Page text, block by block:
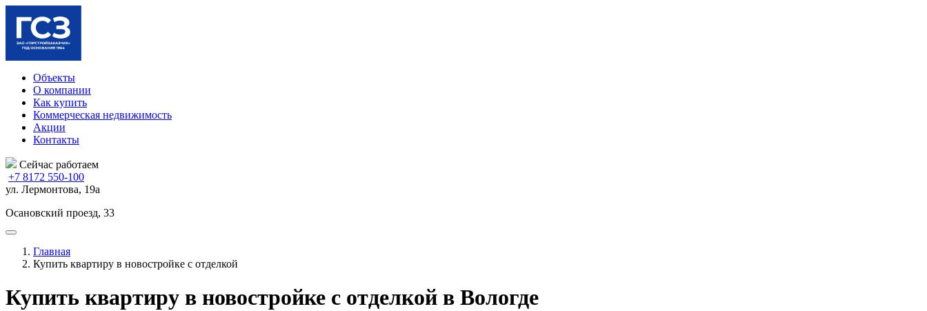
Объекты
О компании
Как купить
Коммерческая недвижимость
Акции
Контакты
Сейчас работаем
+7 8172 550-100
ул. Лермонтова, 19а
Осановский проезд, 33
Главная
Купить квартиру в новостройке с отделкой
Купить квартиру в новостройке с отделкой в Вологде